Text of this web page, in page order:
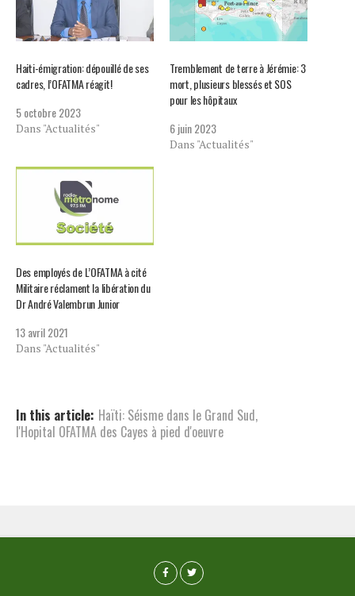
Haiti-émigration: dépouillé de ses
cadres, l’OFATMA réagit!
5 octobre 2023
Dans "Actualités"
Tremblement de terre à Jérémie: 3
mort, plusieurs blessés et SOS
pour les hôpitaux
6 juin 2023
Dans "Actualités"
Des employés de L’OFATMA à cité
Militaire réclament la libération du
Dr André Valembrun Junior
13 avril 2021
Dans "Actualités"
In this article: Haïti: Séisme dans le Grand Sud,
l'Hopital OFATMA des Cayes à pied d'oeuvre